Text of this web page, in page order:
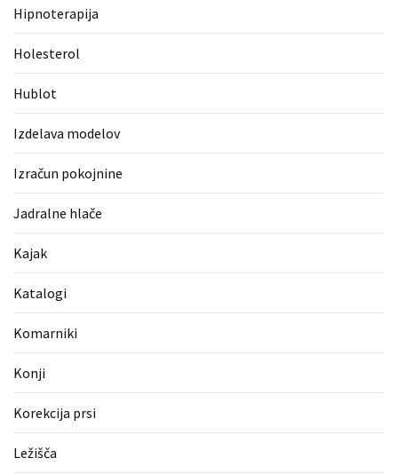
Tisk
majice
(1)
Izračun
(1)
Napihljive
(1)
Fitnes
(1)
Vodovod
(1)
Hipnoterapija
Holesterol
Hublot
Izdelava modelov
Izračun pokojnine
Jadralne hlače
Kajak
Katalogi
Komarniki
Konji
Korekcija prsi
Ležišča